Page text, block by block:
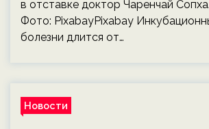
в отставке доктор Чаренчай Сопха.
Фото: PixabayPixabay
болезни длится от…
Новости